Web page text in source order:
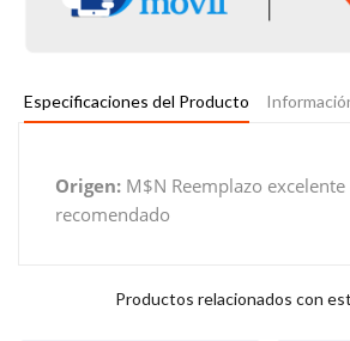
Especificaciones del Producto
Origen: M$N Reemplazo
recomendado
Productos relacionados con